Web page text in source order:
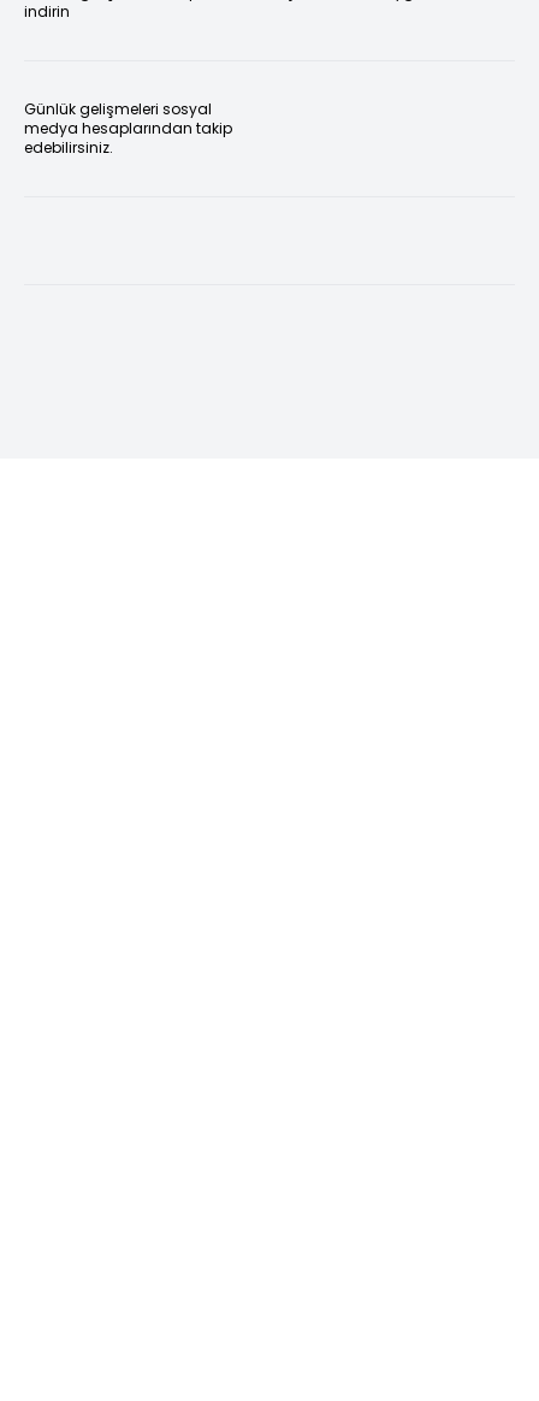
indirin
Günlük gelişmeleri sosyal
medya hesaplarından takip
edebilirsiniz.